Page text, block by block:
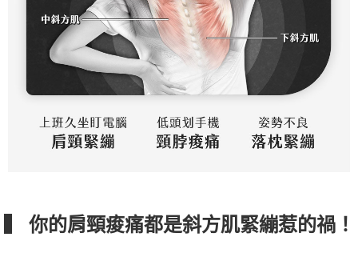
▍ 你的肩頸痠痛都是斜方肌緊繃惹的禍！